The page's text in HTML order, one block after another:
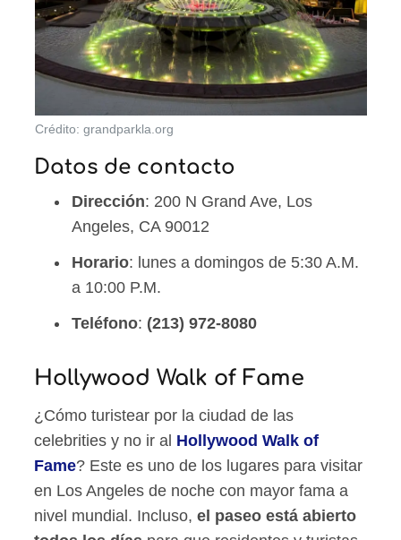
Crédito: grandparkla.org
Datos de contacto
Dirección: 200 N Grand Ave, Los
Angeles, CA 90012
Horario: lunes a domingos de 5:30 A.M.
a 10:00 P.M.
Teléfono: (213) 972-8080
Hollywood Walk of Fame
¿Cómo turistear por la ciudad de las
celebrities y no ir al Hollywood Walk of
Fame? Este es uno de los lugares para visitar
en Los Angeles de noche con mayor fama a
nivel mundial. Incluso,el paseo está abierto